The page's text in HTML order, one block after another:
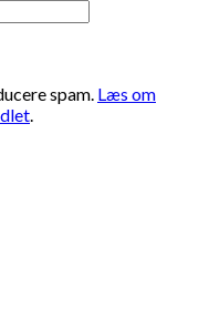
spam. Læs om
.